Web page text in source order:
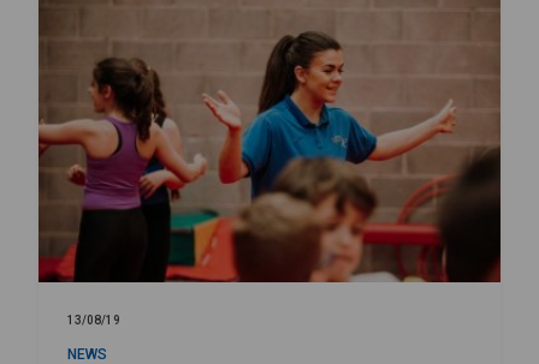
13/08/19
NEWS